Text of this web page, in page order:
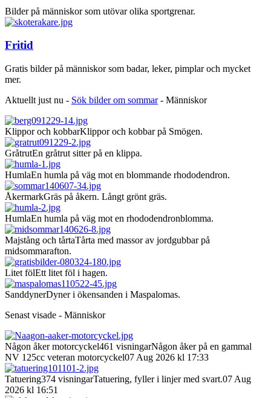
Bilder på människor som utövar olika sportgrenar.
Fritid
Gratis bilder på människor som badar, leker, pimplar och mycket
mer.
Aktuellt just nu - Sök bilder om sommar- Människor
Klippor och kobbarKlippor och kobbar på Smögen.
GråtrutEn gråtrut sitter på en klippa.
HumlaEn humla på väg mot en blommande rhododendron.
ÅkermarkGräs på åkern. Långt grönt gräs.
HumlaEn humla på väg mot en rhododendronblomma.
Majstång och tårtaTårta med massor av jordgubbar på
midsommarafton.
Litet fölEtt litet föl i hagen.
SanddynerDyner i ökensanden i Maspalomas.
Senast visade - Människor
Någon åker motorcyckel461 visningarNågon åker på en gammal
NV 125cc veteran motorcyckel07 Aug 2026 kl 17:33
Tatuering374 visningarTatuering, fyller i linjer med svart.07 Aug
2026 kl 16:51